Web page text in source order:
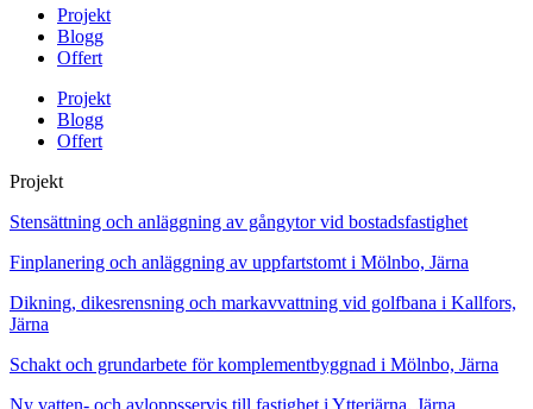
Projekt
Blogg
Offert
Projekt
Blogg
Offert
Projekt
Stensättning och anläggning av gångytor vid bostadsfastighet
Finplanering och anläggning av uppfartstomt i Mölnbo, Järna
Dikning, dikesrensning och markavvattning vid golfbana i Kallfors,
Järna
Schakt och grundarbete för komplementbyggnad i Mölnbo, Järna